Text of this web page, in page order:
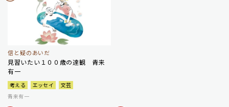
信と疑のあいだ
見習いたい１００歳の達観 青来
有一
考える エッセイ
文芸
青来有一